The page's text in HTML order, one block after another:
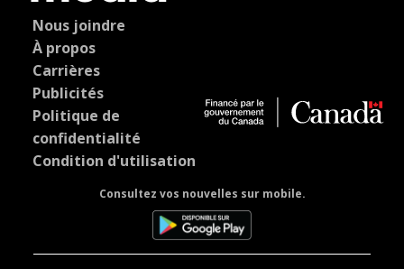
Nous joindre
À propos
Carrières
Publicités
Politique de
confidentialité
Condition d'utilisation
Consultez vos nouvelles sur mobile.